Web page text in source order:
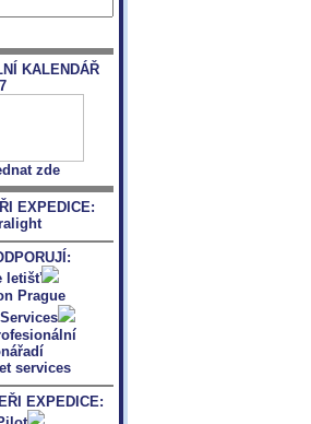
KALENDÁŘ
zde
EXPEDICE:
EXPEDICE: